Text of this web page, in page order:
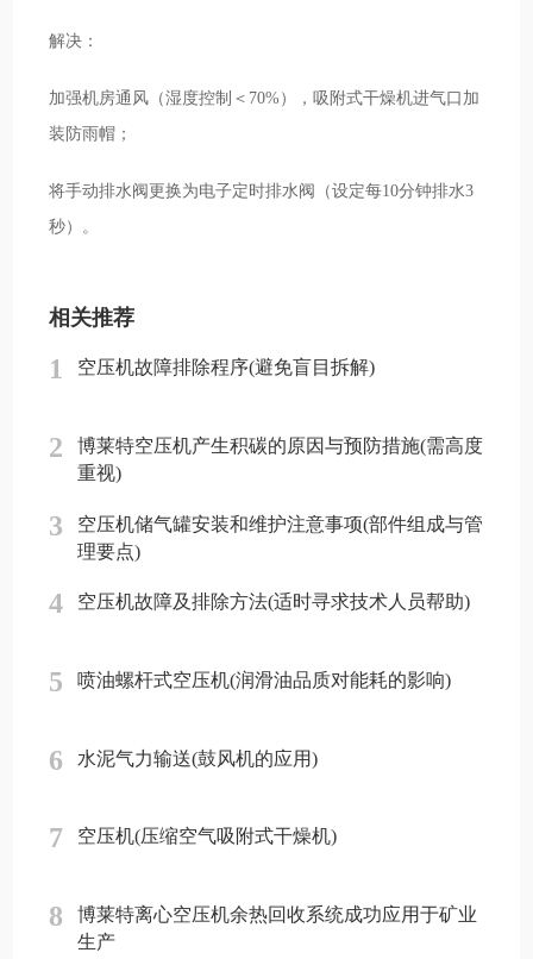
解决：
加强机房通风（湿度控制＜70%），吸附式干燥机进气口加
装防雨帽；
将手动排水阀更换为电子定时排水阀（设定每10分钟排水3
秒）。
相关推荐
1 空压机故障排除程序(避免盲目拆解)
2
博莱特空压机产生积碳的原因与预防措施(需高度
重视)
3
空压机储气罐安装和维护注意事项(部件组成与管
理要点)
4 空压机故障及排除方法(适时寻求技术人员帮助)
5 喷油螺杆式空压机(润滑油品质对能耗的影响)
6 水泥气力输送(鼓风机的应用)
7 空压机(压缩空气吸附式干燥机)
8
博莱特离心空压机余热回收系统成功应用于矿业
生产